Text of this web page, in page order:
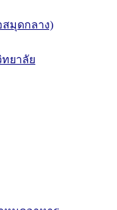
มุดกลาง)
ยาลัย